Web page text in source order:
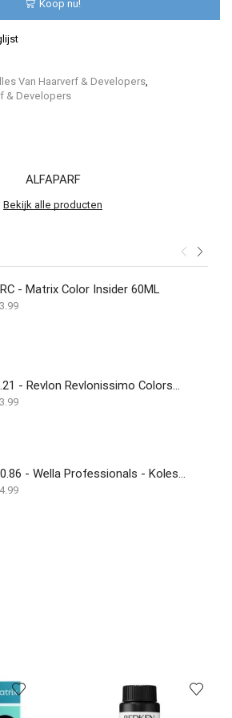
Koop nu!
Van Haarverf & Developers
& Developers
ALFAPARF
Bekijk alle producten
- Matrix Color Insider 60ML
3.99
9.21 - Revlon Revlonissimo Colorsmetique 60 ml
3.99
10.86 - Wella Professionals - Koleston Perfect - 60ml
4.99